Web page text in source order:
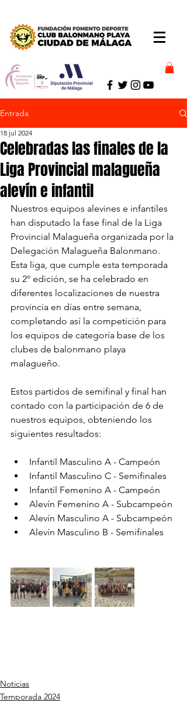
Entrada
Celebradas las finales de la
Liga Provincial malagueña
alevín e infantil
18 jul 2024
Nuestros equipos alevines e infantiles
han disputado la fase final de la Liga
Provincial Malagueña organizada por la
Delegación Malagueña Balonmano.
Esta liga, que cumple esta temporada
su 2º edición, se ha celebrado en
diferentes localizaciones de nuestra
provincia en días entre semana,
completando así la competición para
los equipos de categoría base de los
clubes de balonmano playa
malagueño.
Estos partidos de semifinal y final han
contado con la participación de 6 de
nuestros equipos, obteniendo los
siguientes resultados:
Infantil Masculino A - Campeón
Infantil Masculino C - Semifinales
Infantil Femenino A - Campeón
Alevín Femenino A - Subcampeón
Alevín Masculino A - Subcampeón
Alevín Masculino B - Semifinales
Noticias
Temporada 2024